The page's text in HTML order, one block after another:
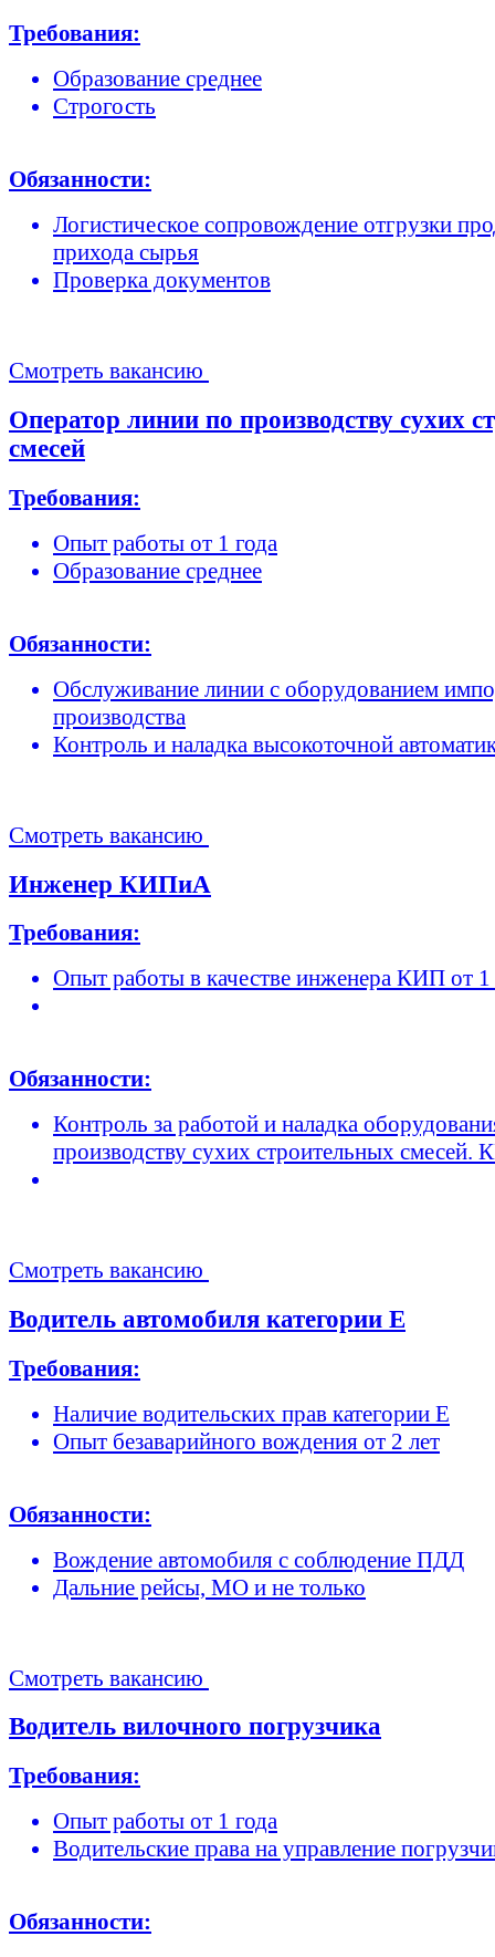
Требования:
Образование среднее
Строгость
Обязанности:
Логистическое сопровождение отгрузки
прихода сырья
Проверка документов
Смотреть вакансию
Оператор линии по производству сухих
смесей
Требования:
Опыт работы от 1 года
Образование среднее
Обязанности:
Обслуживание линии с оборудованием
производства
Контроль и наладка высокоточной
Смотреть вакансию
Инженер КИПиА
Требования:
Опыт работы в качестве инженера КИП от 1
Обязанности:
Контроль за работой и наладка
производству сухих строительных
Смотреть вакансию
Водитель автомобиля категории Е
Требования:
Наличие водительских прав категории Е
Опыт безаварийного вождения от 2 лет
Обязанности:
Вождение автомобиля с соблюдение ПДД
Дальние рейсы, МО и не только
Смотреть вакансию
Водитель вилочного погрузчика
Требования:
Опыт работы от 1 года
Водительские права на управление
Обязанности: